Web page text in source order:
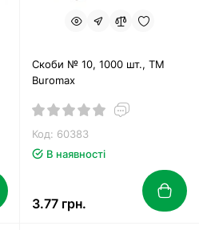
Скоби № 10, 1000 шт., ТМ
Buromax
Код: 60383
В наявності
3.77 грн.